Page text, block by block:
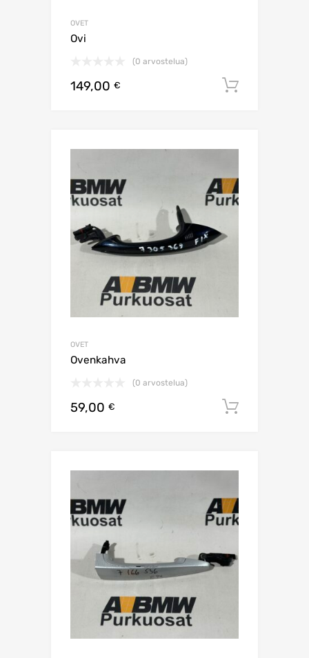
OVET
Ovi
(0 arvostelua)
149,00 €
OVET
Ovenkahva
(0 arvostelua)
59,00 €